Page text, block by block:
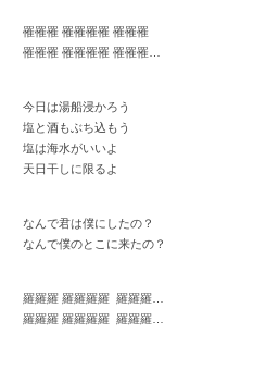
罹罹罹 罹罹罹罹 罹罹罹
罹罹罹 罹罹罹罹 罹罹罹…
今日は湯船浸かろう
塩と酒もぶち込もう
塩は海水がいいよ
天日干しに限るよ
なんで君は僕にしたの？
なんで僕のとこに来たの？
羅羅羅 羅羅羅羅 羅羅羅…
羅羅羅 羅羅羅羅 羅羅羅…